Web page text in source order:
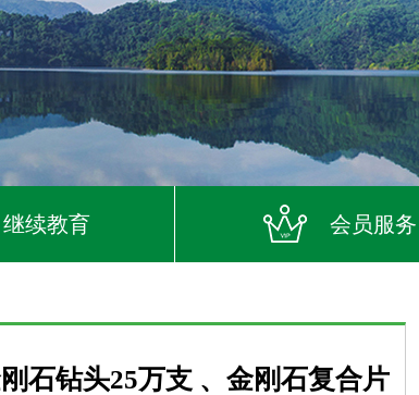
继续教育 会员服务
石钻头25万支 、金刚石复合片